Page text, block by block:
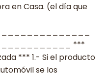
en Casa. (el día que
***
*** 1.- Si el producto
se los